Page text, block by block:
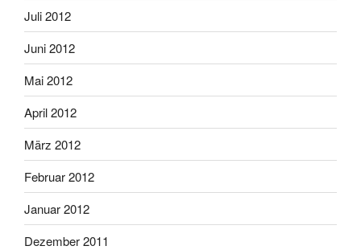
Juli 2012
Juni 2012
Mai 2012
April 2012
März 2012
Februar 2012
Januar 2012
Dezember 2011